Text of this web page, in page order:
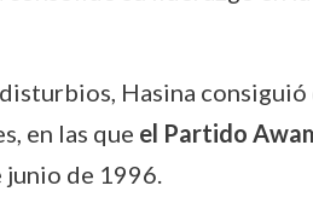
Hasina consiguió
en las que el Partido
de 1996.